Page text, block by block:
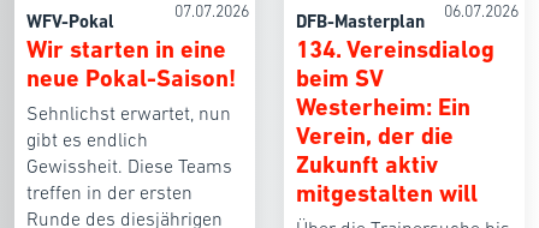
07.07.2026
WFV-Pokal
Wir starten in eine
neue Pokal-Saison!
Sehnlichst erwartet, nun
gibt es endlich
Gewissheit. Diese Teams
treffen in der ersten
Runde des diesjährigen
06.07.2026
DFB-Masterplan
134. Vereinsdialog
beim SV
Westerheim: Ein
Verein, der die
Zukunft aktiv
mitgestalten will